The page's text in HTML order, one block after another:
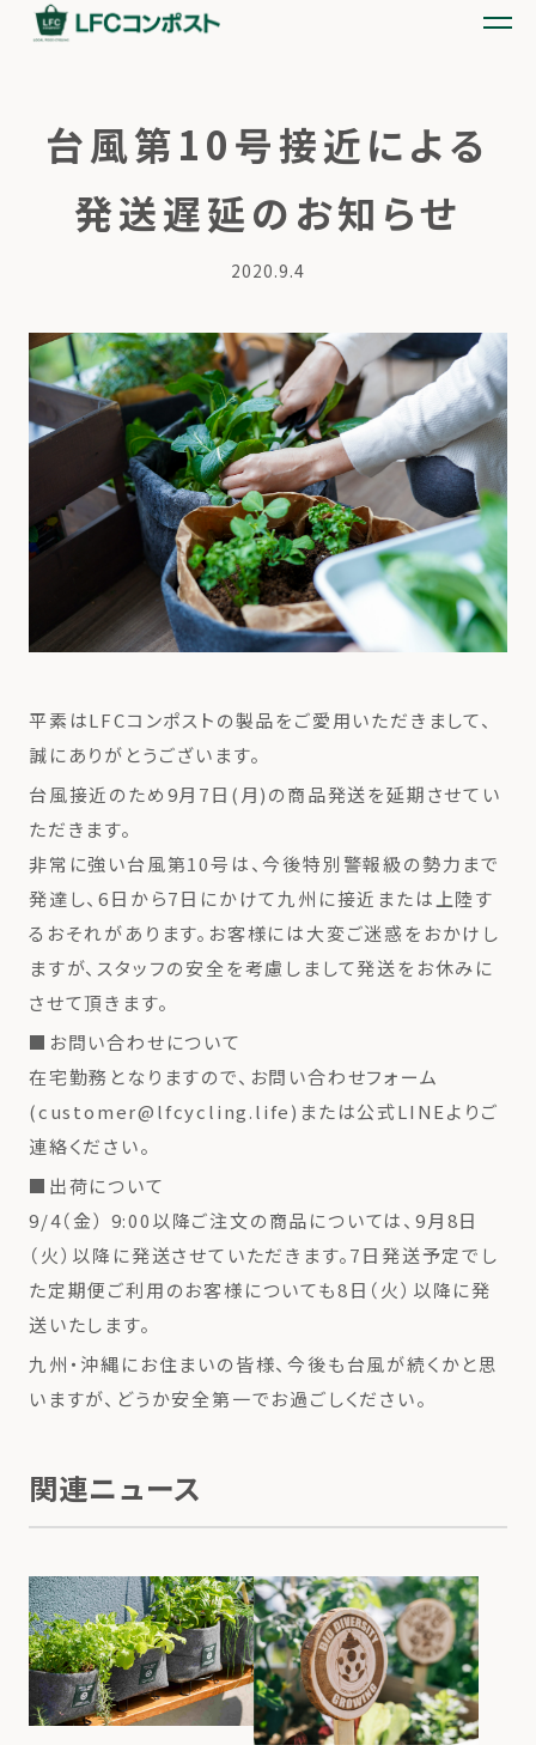
台風第10号接近による
発送遅延のお知らせ
2020.9.4
平素はLFCコンポストの製品をご愛用いただきまして、
誠にありがとうございます。
台風接近のため9月7日(月)の商品発送を延期させてい
ただきます。
非常に強い台風第10号は、今後特別警報級の勢力まで
発達し、6日から7日にかけて九州に接近または上陸す
るおそれがあります。お客様には大変ご迷惑をおかけし
ますが、スタッフの安全を考慮しまして発送をお休みに
させて頂きます。
■お問い合わせについて
在宅勤務となりますので、お問い合わせフォーム
(customer@lfcycling.life)または公式LINEよりご
連絡ください。
■出荷について
9/4（金） 9:00以降ご注文の商品については、9月8日
（火）以降に発送させていただきます。7日発送予定でし
た定期便ご利用のお客様についても8日（火）以降に発
送いたします。
九州・沖縄にお住まいの皆様、今後も台風が続くかと思
いますが、どうか安全第一でお過ごしください。
関連ニュース